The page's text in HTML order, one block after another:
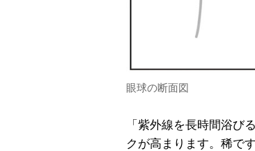
眼球の断面図
「紫外線を長時間浴び
クが高まります。稀で